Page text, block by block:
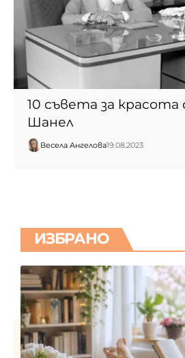
10 съвета за
Шанел
Весела Ангелова19.08.2023
ИЗБРАНО